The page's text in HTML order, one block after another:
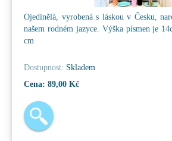
Ojedinělá, vyrobená s láskou v Česku,
našem rodném jazyce. Výška písmen je
cm
Dostupnost: Skladem
Cena: 89,00 Kč